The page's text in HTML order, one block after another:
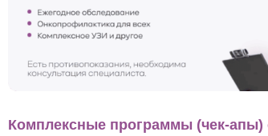
Комплексные программы (чек-апы)